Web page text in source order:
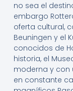
no sea el
embargo
oferta cultural,
Beuningen y el
conocidos de
historia, el
moderna y con
en constante